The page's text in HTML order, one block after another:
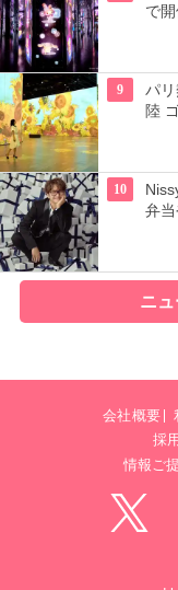
で
9
パ
陸
レ
10
弁
ニ
会社概要
採
情報ご